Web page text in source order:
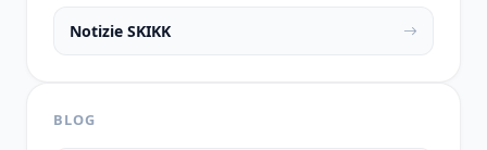
Notizie SKIKK
BLOG